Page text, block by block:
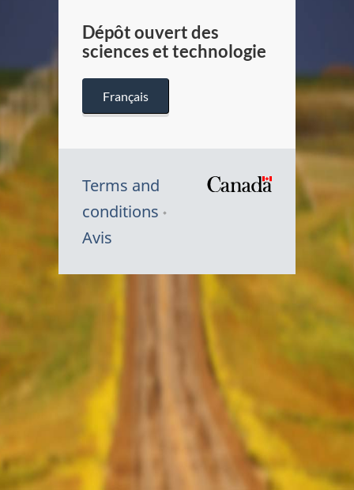
Dépôt ouvert des
sciences et technologie
Français
Terms and
conditions
Avis
Symbole
Canada